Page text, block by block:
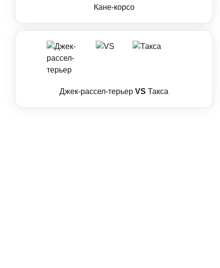
Кане-корсо
Джек-рассел-терьер VS Такса